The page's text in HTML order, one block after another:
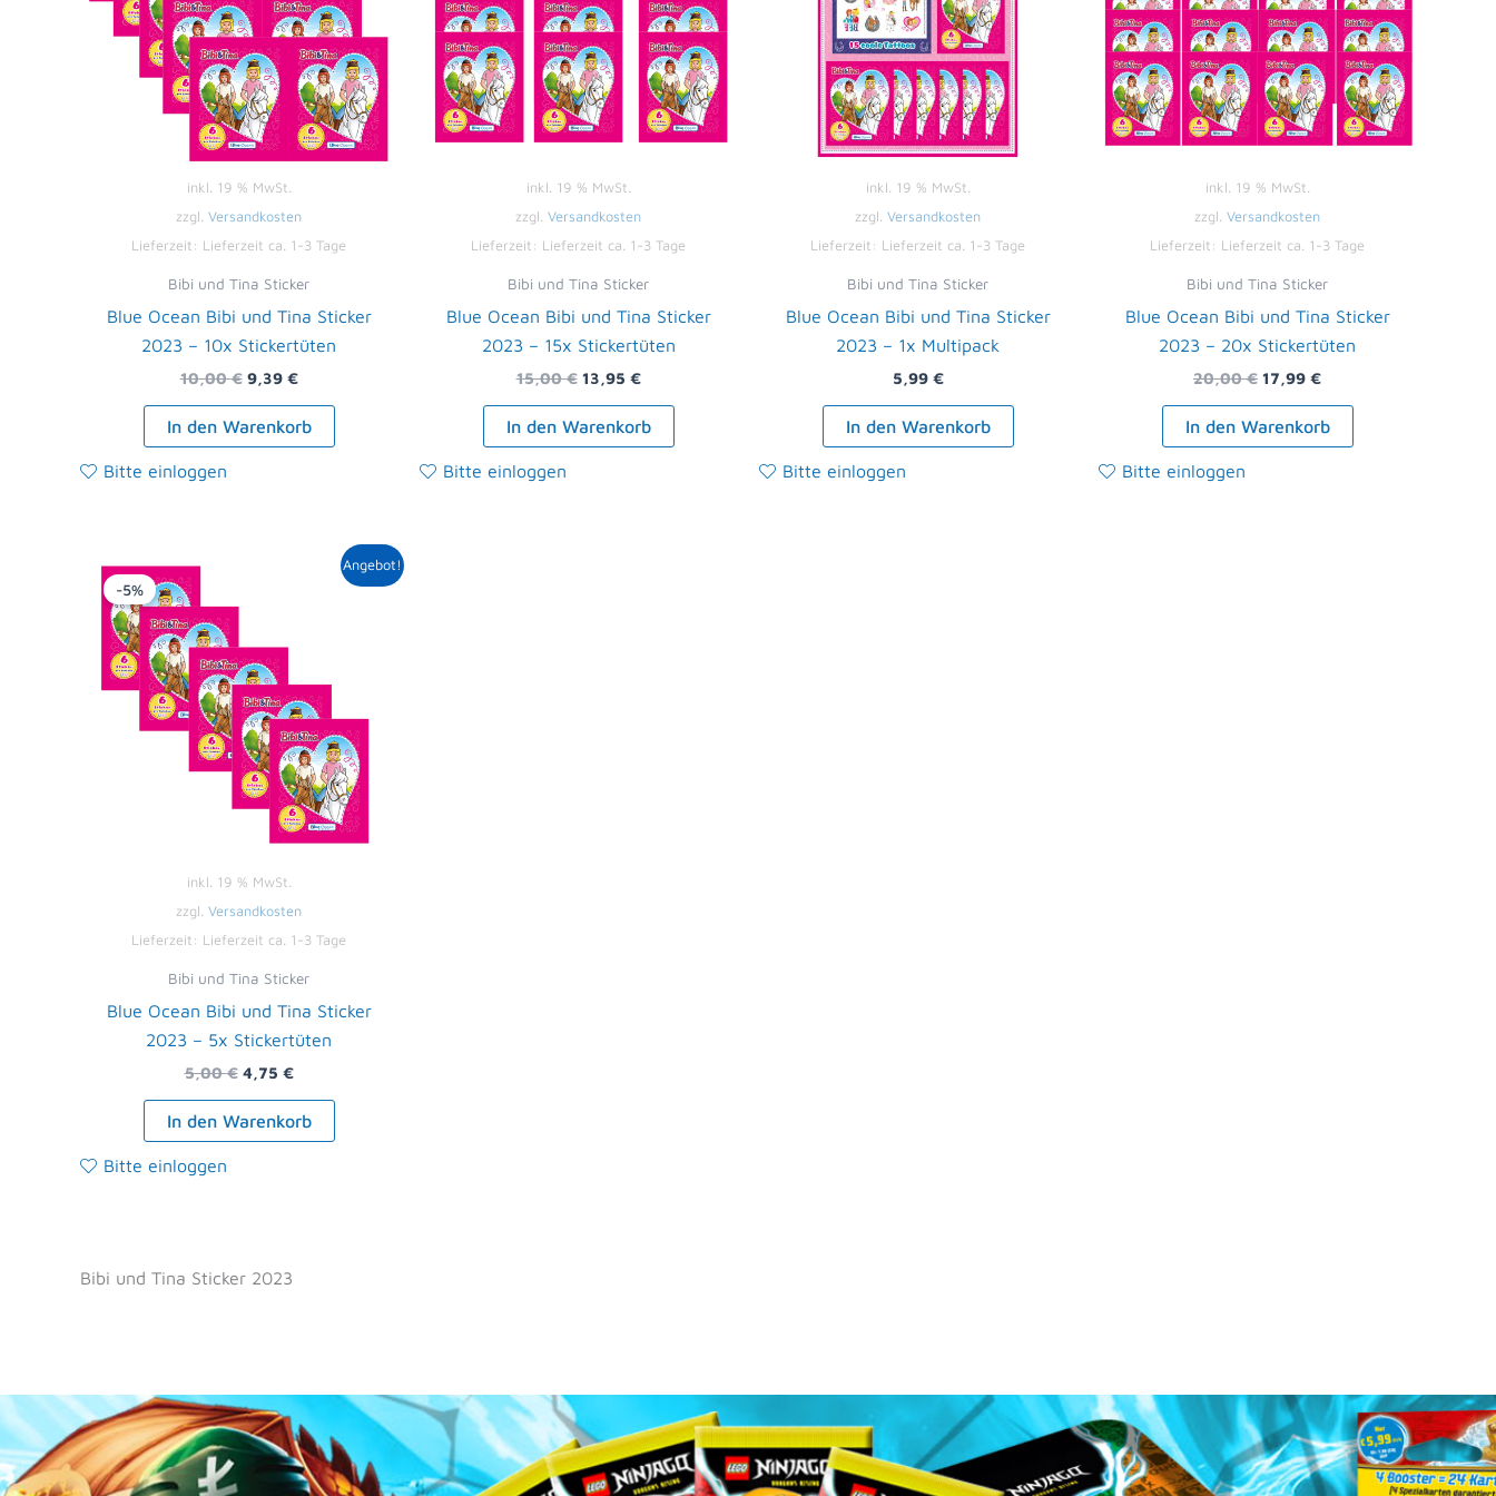
inkl. 19 % MwSt.
zzgl. Versandkosten
Lieferzeit: Lieferzeit ca. 1-3 Tage
Bibi und Tina Sticker
Blue Ocean Bibi und Tina Sticker
2023 – 10x Stickertüten
10,00€ 9,39 €
In den Warenkorb
Bitte einloggen
inkl. 19 % MwSt.
zzgl. Versandkosten
Lieferzeit: Lieferzeit ca. 1-3 Tage
Bibi und Tina Sticker
Blue Ocean Bibi und Tina Sticker
2023 – 15x Stickertüten
15,00€ 13,95 €
In den Warenkorb
Bitte einloggen
inkl. 19 % MwSt.
zzgl. Versandkosten
Lieferzeit: Lieferzeit ca. 1-3 Tage
Bibi und Tina Sticker
Blue Ocean Bibi und Tina Sticker
2023 – 1x Multipack
5,99 €
In den Warenkorb
Bitte einloggen
inkl. 19 % MwSt.
zzgl. Versandkosten
Lieferzeit: Lieferzeit ca. 1-3 Tage
Bibi und Tina Sticker
Blue Ocean Bibi und Tina Sticker
2023 – 20x Stickertüten
20,00€ 17,99 €
In den Warenkorb
Bitte einloggen
Angebot!
-5%
inkl. 19 % MwSt.
zzgl. Versandkosten
Lieferzeit: Lieferzeit ca. 1-3 Tage
Bibi und Tina Sticker
Blue Ocean Bibi und Tina Sticker
2023 – 5x Stickertüten
5,00€
Ursprünglicher
4,75 €
Aktueller
In den Warenkorb
Bitte einloggen
Bibi und Tina Sticker 2023